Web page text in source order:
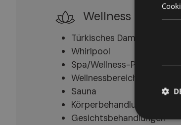
Wellness
Türkisches Dampfbad
Whirlpool
Spa/Wellness-Pakete
Wellnessbereich/
Sauna
Körperbehandlungen
Gesichtsbehandlungen